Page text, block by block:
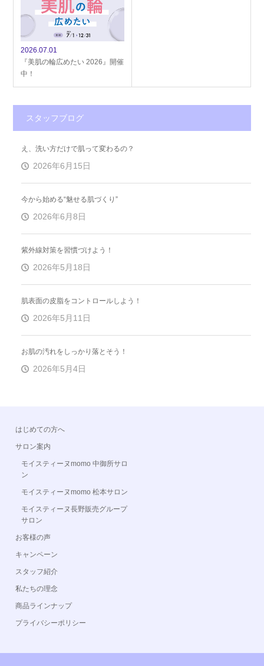
2026.07.01
『美肌の輪広めたい 2026』開催
中！
スタッフブログ
え、洗い方だけで肌って変わるの？
2026年6月15日
今から始める“魅せる肌づくり”
2026年6月8日
紫外線対策を習慣づけよう！
2026年5月18日
肌表面の皮脂をコントロールしよう！
2026年5月11日
お肌の汚れをしっかり落とそう！
2026年5月4日
はじめての方へ
サロン案内
モイスティーヌmomo 中御所サロ
ン
モイスティーヌmomo 松本サロン
モイスティーヌ長野販売グループ
サロン
お客様の声
キャンペーン
スタッフ紹介
私たちの理念
商品ラインナップ
プライバシーポリシー